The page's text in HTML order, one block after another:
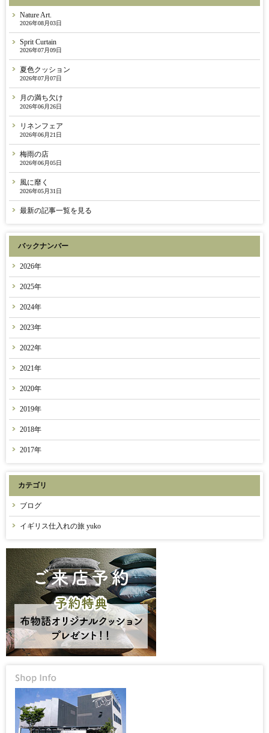
Nature Art.
2026年08月03日
Sprit Curtain
2026年07月09日
夏色クッション
2026年07月07日
月の満ち欠け
2026年06月26日
リネンフェア
2026年06月21日
梅雨の店
2026年06月05日
風に靡く
2026年05月31日
最新の記事一覧を見る
バックナンバー
2026年
2025年
2024年
2023年
2022年
2021年
2020年
2019年
2018年
2017年
カテゴリ
ブログ
イギリス仕入れの旅 yuko